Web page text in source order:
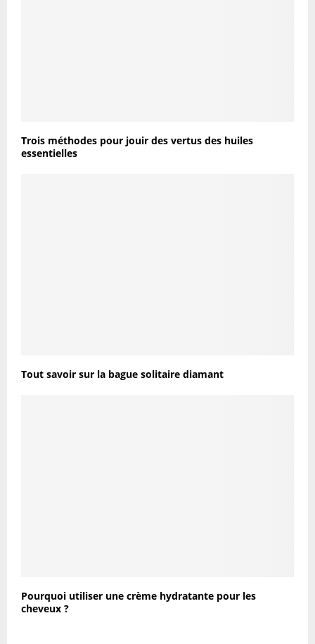
Trois méthodes pour jouir des vertus des huiles
essentielles
Tout savoir sur la bague solitaire diamant
Pourquoi utiliser une crème hydratante pour les
cheveux ?